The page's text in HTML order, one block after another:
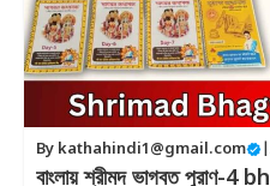
By kathahindi1@gmail.com
বাংলায় শ্রীমদ ভাগবত